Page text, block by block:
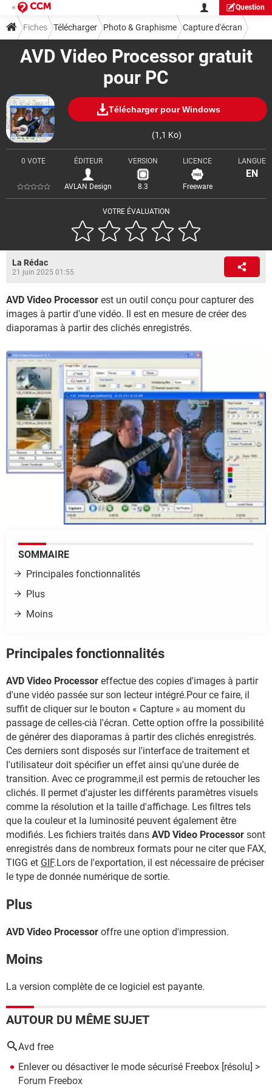
Question
AVD Video Processor gratuit
pour PC
Télécharger pour Windows
(1,1 Ko)
VOTRE ÉVALUATION
0 VOTE ÉDITEUR
AVLAN Design
VERSION
8.3
LICENCE
Freeware
LANGUE
EN
Fiches Télécharger Photo & Graphisme Capture d'écran
La Rédac
21 juin 2025 01:55
AVD Video Processor est un outil conçu pour capturer des
images à partir d'une vidéo. Il est en mesure de créer des
diaporamas à partir des clichés enregistrés.
SOMMAIRE
Principales fonctionnalités
Plus
Moins
Principales fonctionnalités
AVD Video Processor effectue des copies d'images à partir
d'une vidéo passée sur son lecteur intégré.Pour ce faire, il
suffit de cliquer sur le bouton « Capture » au moment du
passage de celles-cià l'écran. Cette option offre la possibilité
de générer des diaporamas à partir des clichés enregistrés.
Ces derniers sont disposés sur l'interface de traitement et
l'utilisateur doit spécifier un effet ainsi qu'une durée de
transition. Avec ce programme,il est permis de retoucher les
clichés. Il permet d'ajuster les différents paramètres visuels
comme la résolution et la taille d'affichage. Les filtres tels
que la couleur et la luminosité peuvent également être
modifiés. Les fichiers traités dans AVD Video Processor sont
enregistrés dans de nombreux formats pour ne citer que FAX,
TIGG et GIF.Lors de l'exportation, il est nécessaire de préciser
le type de donnée numérique de sortie.
Plus
AVD Video Processor offre une option d'impression.
Moins
La version complète de ce logiciel est payante.
AUTOUR DU MÊME SUJET
Avd free
Enlever ou désactiver le mode sécurisé Freebox [résolu] >
Forum Freebox